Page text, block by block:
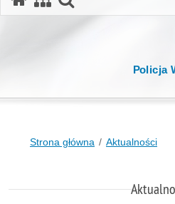
Policja
Strona główna Aktualności